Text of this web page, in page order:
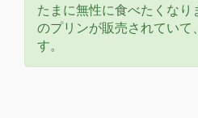
たまに無性に食べたくなり
のプリンが販売されていて
す。